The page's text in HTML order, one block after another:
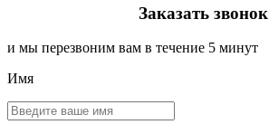
Заказать звонок
и мы перезвоним вам в течение 5 минут
Имя